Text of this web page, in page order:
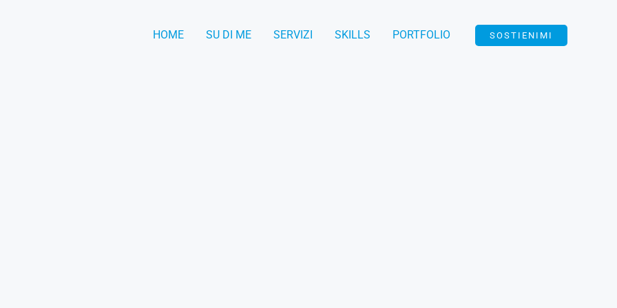
HOME SU DI ME SERVIZI SKILLS PORTFOLIO SOSTIENIMI